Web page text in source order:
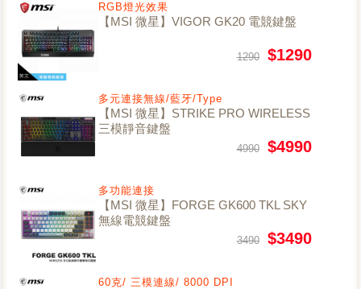
RGB燈光效果
【MSI 微星】VIGOR GK20 電競鍵盤
1290 $1290
多元連接無線/藍牙/Type
【MSI 微星】STRIKE PRO WIRELESS
三模靜音鍵盤
4990 $4990
多功能連接
【MSI 微星】FORGE GK600 TKL SKY
無線電競鍵盤
3490 $3490
60克/ 三模連線/ 8000 DPI